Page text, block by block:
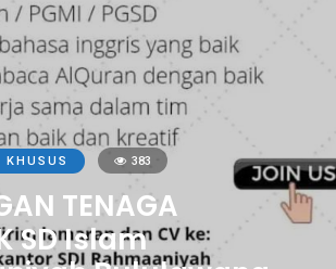
KHUSUS 383
TENAGA
SD Islam